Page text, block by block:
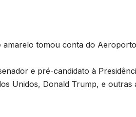
amarelo tomou conta do
e pré-candidato à
Unidos, Donald Trump, e outras